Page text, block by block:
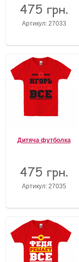
475 грн.
Артикул: 27033
Дитяча футболка
475 грн.
Артикул: 27035